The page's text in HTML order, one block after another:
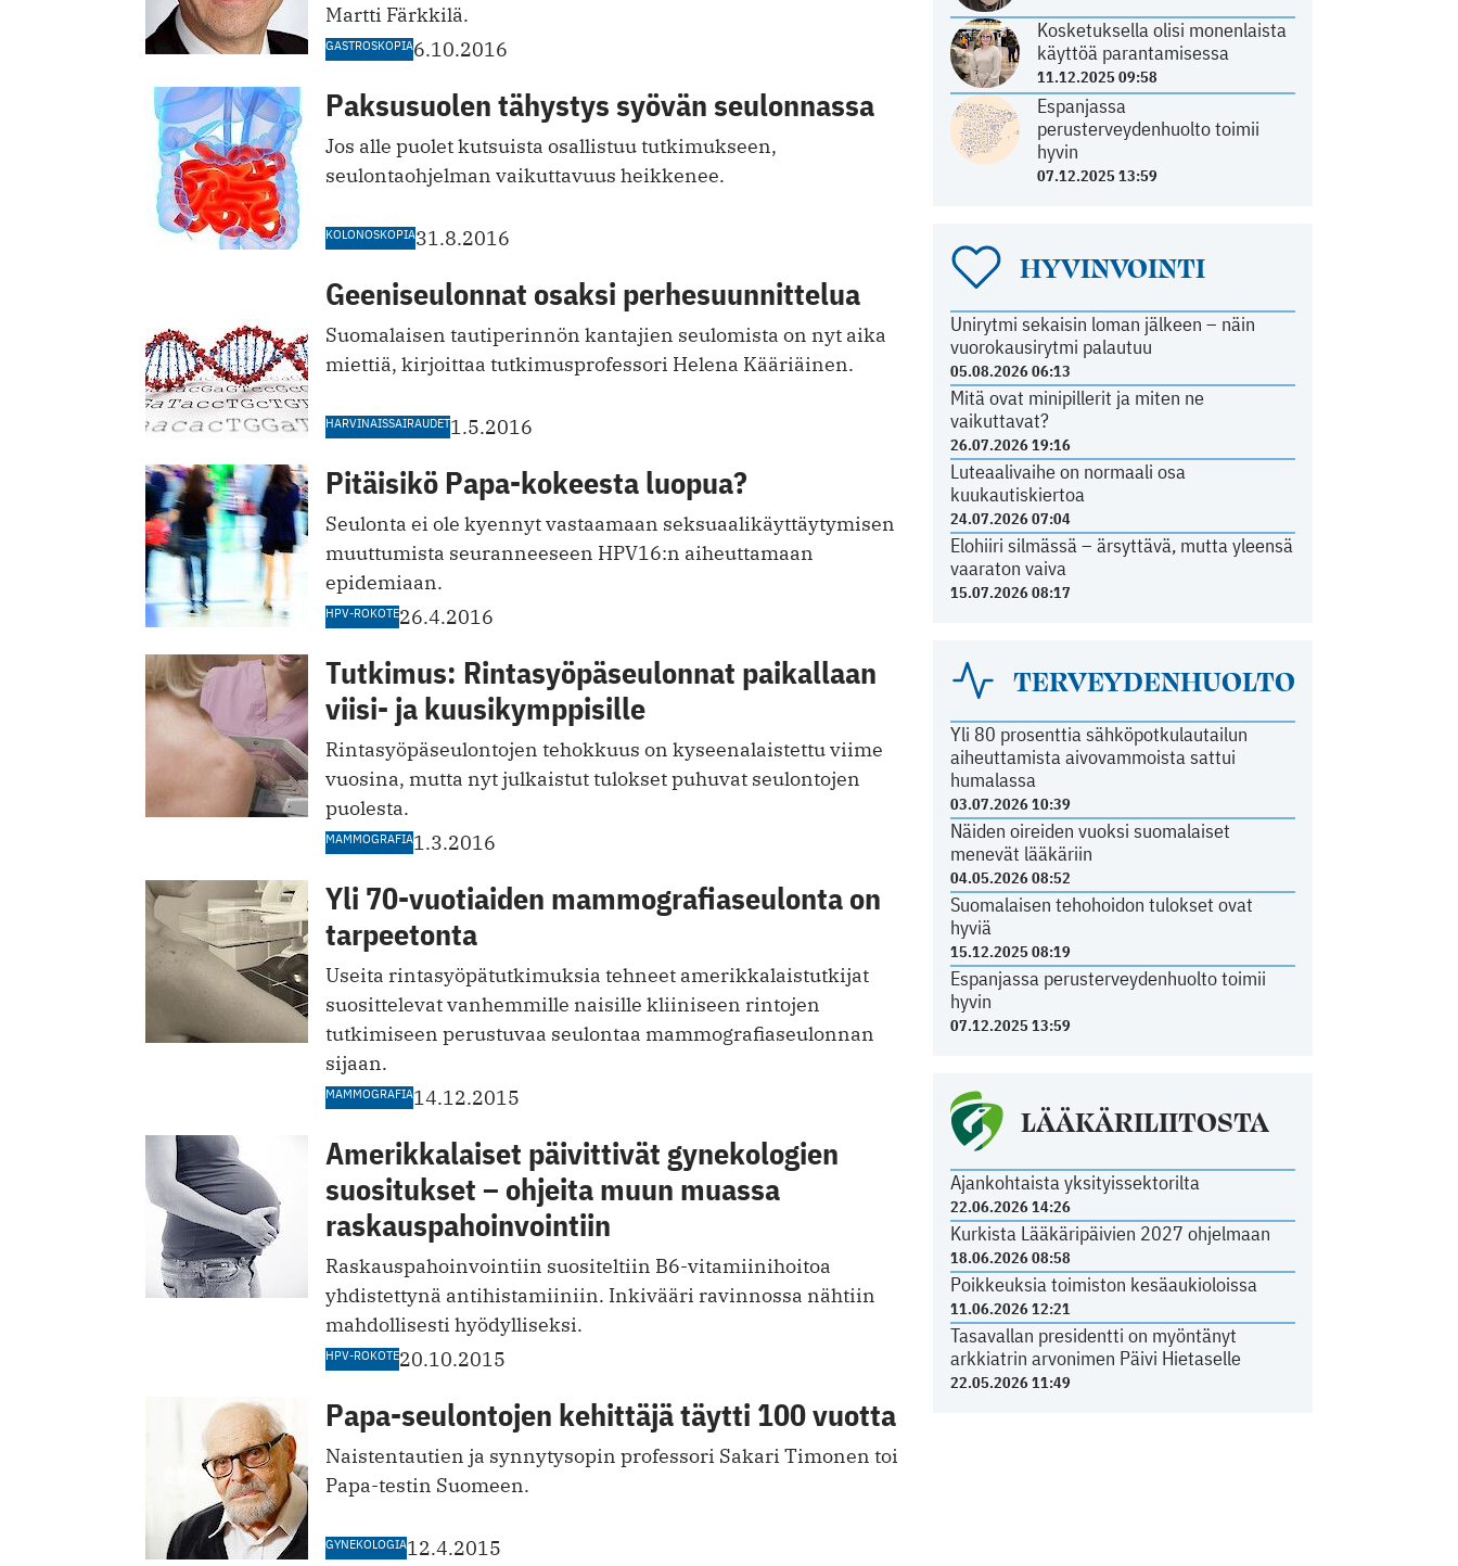
Martti Färkkilä.
GASTROSKOPIA6.10.2016
Paksusuolen tähystys syövän seulonnassa
Jos alle puolet kutsuista osallistuu tutkimukseen,
seulontaohjelman vaikuttavuus heikkenee.
KOLONOSKOPIA31.8.2016
Geeniseulonnat osaksi perhesuunnittelua
Suomalaisen tautiperinnön kantajien seulomista on nyt aika
miettiä, kirjoittaa tutkimusprofessori Helena Kääriäinen.
HARVINAISSAIRAUDET1.5.2016
Pitäisikö Papa-kokeesta luopua?
Seulonta ei ole kyennyt vastaamaan seksuaalikäyttäytymisen
muuttumista seuranneeseen HPV16:n aiheuttamaan
epidemiaan.
HPV-ROKOTE26.4.2016
Tutkimus: Rintasyöpäseulonnat paikallaan
viisi- ja kuusikymppisille
Rintasyöpäseulontojen tehokkuus on kyseenalaistettu viime
vuosina, mutta nyt julkaistut tulokset puhuvat seulontojen
puolesta.
MAMMOGRAFIA1.3.2016
Yli 70-vuotiaiden mammografiaseulonta on
tarpeetonta
Useita rintasyöpätutkimuksia tehneet amerikkalaistutkijat
suosittelevat vanhemmille naisille kliiniseen rintojen
tutkimiseen perustuvaa seulontaa mammografiaseulonnan
sijaan.
MAMMOGRAFIA14.12.2015
Amerikkalaiset päivittivät gynekologien
suositukset – ohjeita muun muassa
raskauspahoinvointiin
Raskauspahoinvointiin suositeltiin B6-vitamiinihoitoa
yhdistettynä antihistamiiniin. Inkivääri ravinnossa nähtiin
mahdollisesti hyödylliseksi.
HPV-ROKOTE20.10.2015
Papa-seulontojen kehittäjä täytti 100 vuotta
Naistentautien ja synnytysopin professori Sakari Timonen toi
Papa-testin Suomeen.
GYNEKOLOGIA12.4.2015
Kosketuksella olisi monenlaista
käyttöä parantamisessa
11.12.2025 09:58
Espanjassa
perusterveydenhuolto toimii
hyvin
07.12.2025 13:59
HYVINVOINTI
Unirytmi sekaisin loman jälkeen – näin
vuorokausirytmi palautuu
05.08.2026 06:13
Mitä ovat minipillerit ja miten ne
vaikuttavat?
26.07.2026 19:16
Luteaalivaihe on normaali osa
kuukautiskiertoa
24.07.2026 07:04
Elohiiri silmässä – ärsyttävä, mutta yleensä
vaaraton vaiva
15.07.2026 08:17
TERVEYDENHUOLTO
Yli 80 prosenttia sähköpotkulautailun
aiheuttamista aivovammoista sattui
humalassa
03.07.2026 10:39
Näiden oireiden vuoksi suomalaiset
menevät lääkäriin
04.05.2026 08:52
Suomalaisen tehohoidon tulokset ovat
hyviä
15.12.2025 08:19
Espanjassa perusterveydenhuolto toimii
hyvin
07.12.2025 13:59
LÄÄKÄRILIITOSTA
Ajankohtaista yksityissektorilta
22.06.2026 14:26
Kurkista Lääkäripäivien 2027 ohjelmaan
18.06.2026 08:58
Poikkeuksia toimiston kesäaukioloissa
11.06.2026 12:21
Tasavallan presidentti on myöntänyt
arkkiatrin arvonimen Päivi Hietaselle
22.05.2026 11:49